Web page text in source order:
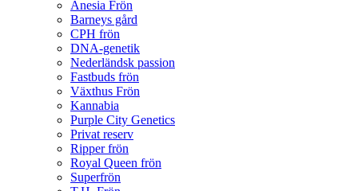
Anesia Frön
Barneys gård
CPH frön
DNA-genetik
Nederländsk passion
Fastbuds frön
Växthus Frön
Kannabia
Purple City Genetics
Privat reserv
Ripper frön
Royal Queen frön
Superfrön